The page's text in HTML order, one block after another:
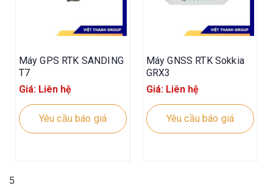
Máy GPS RTK SANDING
T7
Giá: Liên hệ
Yêu cầu báo giá
Máy GNSS RTK Sokkia
GRX3
Giá: Liên hệ
Yêu cầu báo giá
5